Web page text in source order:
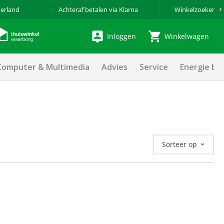
Achteraf betalen via Klarna Winkelzoeker
Inloggen Winkelwagen
& Multimedia Advies Service Energie
Sorteer op